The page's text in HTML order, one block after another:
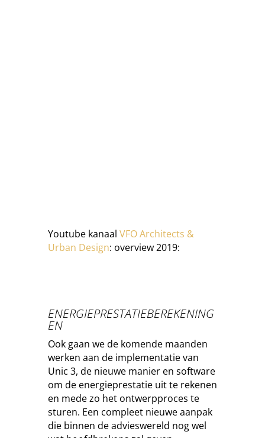
Youtube kanaal VFO Architects &
Urban Design: overview 2019:
ENERGIEPRESTATIEBEREKENING
EN
Ook gaan we de komende maanden
werken aan de implementatie van
Unic 3, de nieuwe manier en software
om de energieprestatie uit te rekenen
en mede zo het ontwerpproces te
sturen. Een compleet nieuwe aanpak
die binnen de advieswereld nog wel